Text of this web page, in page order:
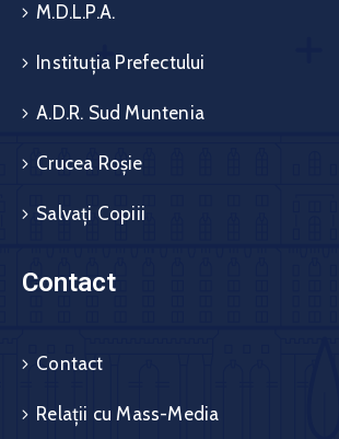
M.D.L.P.A.
Instituția Prefectului
A.D.R. Sud Muntenia
Crucea Roșie
Salvați Copiii
Contact
Contact
Relații cu Mass-Media